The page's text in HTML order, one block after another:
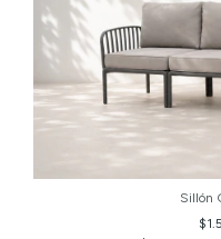
Sillón